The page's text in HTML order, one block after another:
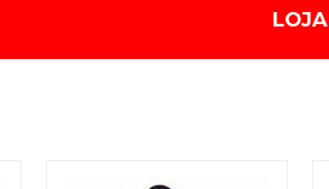
LOJA